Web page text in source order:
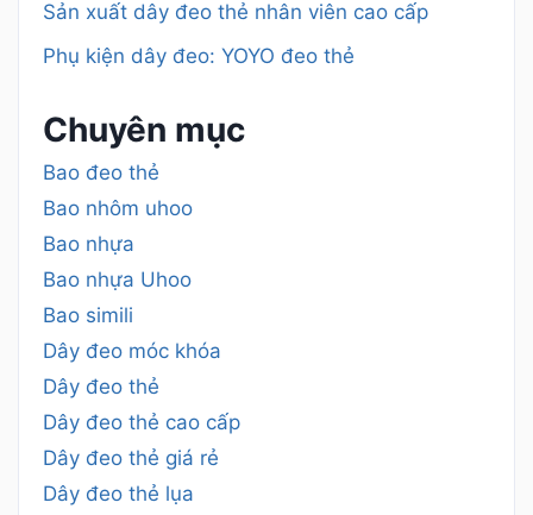
Sản xuất dây đeo thẻ nhân viên cao cấp
Phụ kiện dây đeo: YOYO đeo thẻ
Chuyên mục
Bao đeo thẻ
Bao nhôm uhoo
Bao nhựa
Bao nhựa Uhoo
Bao simili
Dây đeo móc khóa
Dây đeo thẻ
Dây đeo thẻ cao cấp
Dây đeo thẻ giá rẻ
Dây đeo thẻ lụa